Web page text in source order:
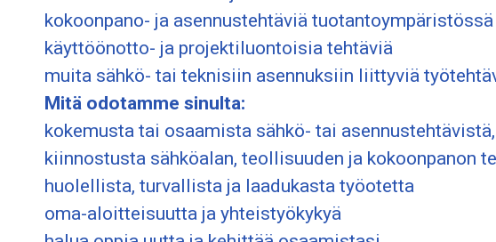
kokoonpano- ja asennustehtäviä tuotantoympäristössä
käyttöönotto- ja projektiluontoisia tehtäviä
muita sähkö- tai teknisiin asennuksiin liittyviä
Mitä odotamme sinulta:
kokemusta tai osaamista sähkö- tai
kiinnostusta sähköalan, teollisuuden ja kokoonpanon
huolellista, turvallista ja laadukasta työotetta
oma-aloitteisuutta ja yhteistyökykyä